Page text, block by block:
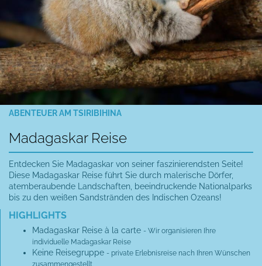
ABENTEUER AM TSIRIBIHINA
Madagaskar Reise
Entdecken Sie Madagaskar von seiner faszinierendsten Seite!
Diese Madagaskar Reise führt Sie durch malerische Dörfer,
atemberaubende Landschaften, beeindruckende Nationalparks
bis zu den weißen Sandstränden des Indischen Ozeans!
HIGHLIGHTS
Madagaskar Reise à la carte - Wir organisieren Ihre
individuelle Madagaskar Reise
Keine Reisegruppe - private Erlebnisreise nach Ihren Wünschen
zusammengestellt